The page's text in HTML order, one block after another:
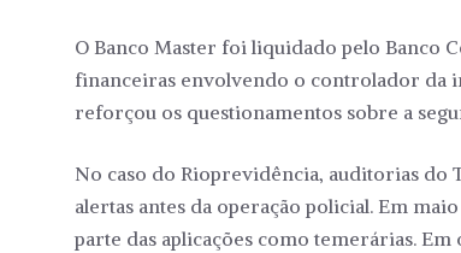
O Banco Master foi liquidado pelo Banco
financeiras envolvendo o controlador da
reforçou os questionamentos sobre a
No caso do Rioprevidência, auditorias do
alertas antes da operação policial. Em
parte das aplicações como temerárias.